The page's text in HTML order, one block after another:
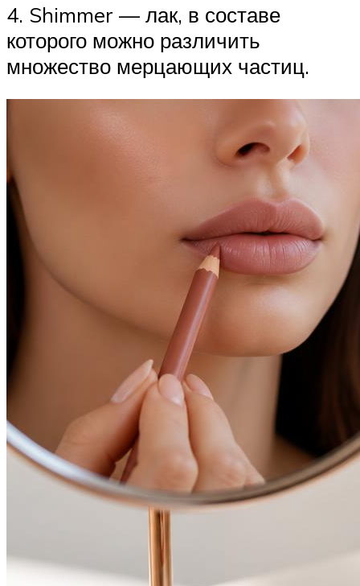
4. Shimmer — лак, в составе
которого можно различить
множество мерцающих частиц.